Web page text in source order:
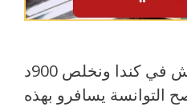
شاب تونسي : »عايش في كندا ونخلص 900د
التوانسة يسافرو بهذه